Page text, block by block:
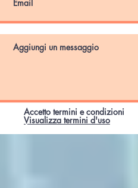
Accetto termini e condizioni
Visualizza termini d'uso